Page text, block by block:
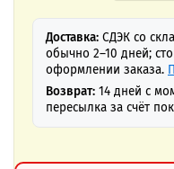
Доставка: СДЭК со
обычно 2–10 дней;
оформлении заказа.
Возврат: 14 дней с
пересылка за счёт